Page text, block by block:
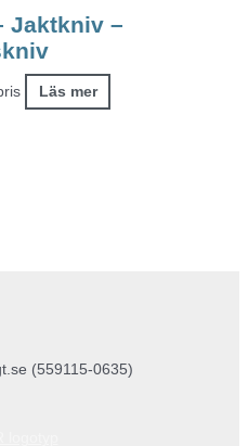
Jaktkniv –
Läs mer
(559115-0635)